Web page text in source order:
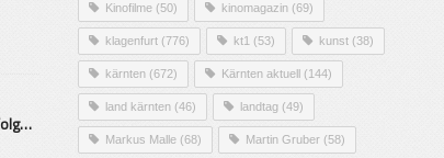
Mittelstand – Fit fürs Land Folge 9- Konditor
Kinofilme (50) kinomagazin (69)
klagenfurt (776) kt1 (53) kunst (38)
kärnten (672) Kärnten aktuell (144)
land kärnten (46) landtag (49)
Markus Malle (68) Martin Gruber (58)